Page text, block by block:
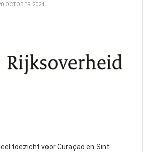
OCTOBER 2024
toezicht voor Curaçao en Sint